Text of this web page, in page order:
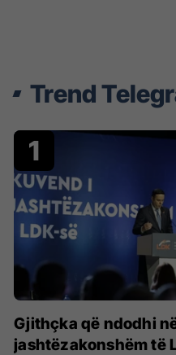
Trend
Gjithçka që ndodhi
jashtëzakonshëm të